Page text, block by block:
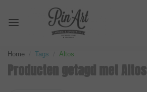
Home Tags Altos
Producten getagd met Altos